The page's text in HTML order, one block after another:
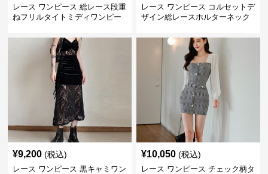
レース ワンピース 総レース段重
ねフリルタイトミディワンピー
レース ワンピース コルセットデ
ザイン総レースホルターネック
¥9,200 (税込)
レース ワンピース 黒キャミワン
¥10,050 (税込)
レース ワンピース チェック柄タ